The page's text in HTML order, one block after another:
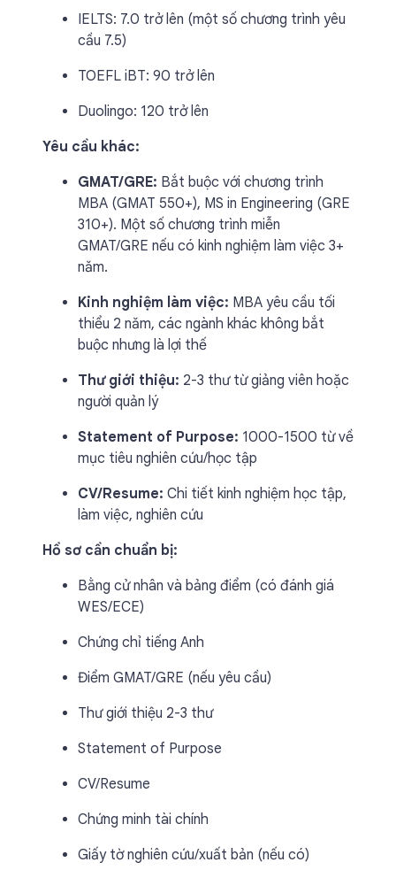
IELTS: 7.0 trở lên (một số chương trình yêu
cầu 7.5)
TOEFL iBT: 90 trở lên
Duolingo: 120 trở lên
Yêu cầu khác:
GMAT/GRE: Bắt buộc với chương trình
MBA (GMAT 550+), MS in Engineering (GRE
310+). Một số chương trình miễn
GMAT/GRE nếu có kinh nghiệm làm việc 3+
năm.
Kinh nghiệm làm việc: MBA yêu cầu tối
thiểu 2 năm, các ngành khác không bắt
buộc nhưng là lợi thế
Thư giới thiệu: 2-3 thư từ giảng viên hoặc
người quản lý
Statement of Purpose: 1000-1500 từ về
mục tiêu nghiên cứu/học tập
CV/Resume: Chi tiết kinh nghiệm học tập,
làm việc, nghiên cứu
Hồ sơ cần chuẩn bị:
Bằng cử nhân và bảng điểm (có đánh giá
WES/ECE)
Chứng chỉ tiếng Anh
Điểm GMAT/GRE (nếu yêu cầu)
Thư giới thiệu 2-3 thư
Statement of Purpose
CV/Resume
Chứng minh tài chính
Giấy tờ nghiên cứu/xuất bản (nếu có)